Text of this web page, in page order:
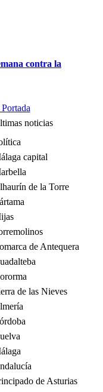
contra la
noticias
capital
de la Torre
de Antequera
de las Nieves
de Asturias